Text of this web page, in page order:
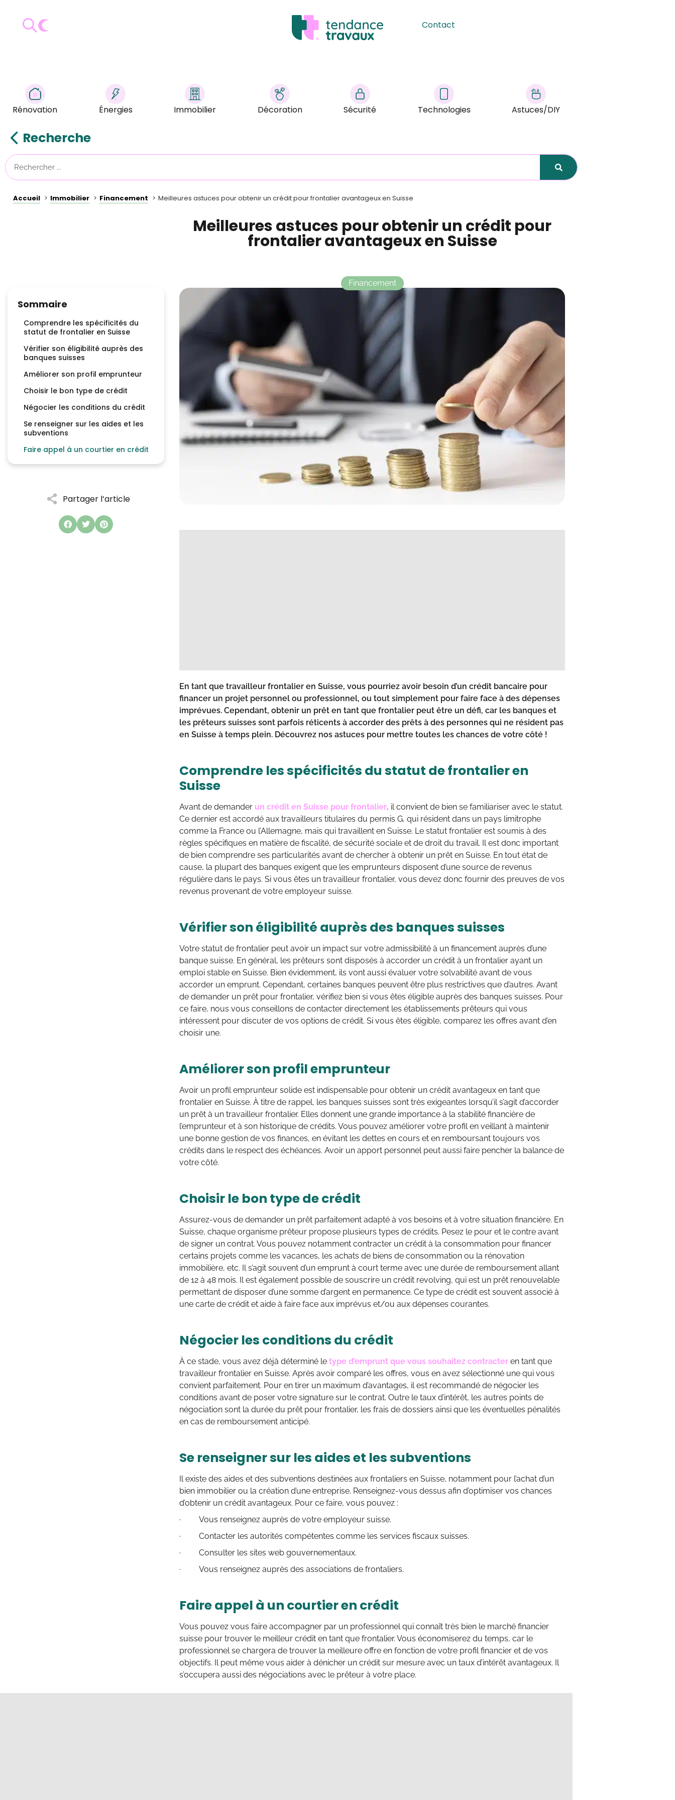
Contact
Rénovation Énergies Immobilier Décoration Sécurité Technologies Astuces/DIY
Recherche
Accueil Immobilier Financement Meilleures astuces pour obtenir un crédit pour frontalier avantageux en Suisse
Sommaire
Comprendre les spécificités du
statut de frontalier en Suisse
Vérifier son éligibilité auprès des
banques suisses
Améliorer son profil emprunteur
Choisir le bon type de crédit
Négocier les conditions du crédit
Se renseigner sur les aides et les
subventions
Faire appel à un courtier en crédit
Partager l’article
Meilleures astuces pour obtenir un crédit pour
frontalier avantageux en Suisse
Financement
En tant que travailleur frontalier en Suisse, vous pourriez avoir besoin d’un crédit bancaire pour
financer un projet personnel ou professionnel, ou tout simplement pour faire face à des dépenses
imprévues. Cependant, obtenir un prêt en tant que frontalier peut être un défi, car les banques et
les prêteurs suisses sont parfois réticents à accorder des prêts à des personnes qui ne résident pas
en Suisse à temps plein. Découvrez nos astuces pour mettre toutes les chances de votre côté !
Comprendre les spécificités du statut de frontalier en
Suisse
Avant de demander un crédit en Suisse pour frontalier, il convient de bien se familiariser avec le statut.
Ce dernier est accordé aux travailleurs titulaires du permis G, qui résident dans un pays limitrophe
comme la France ou l’Allemagne, mais qui travaillent en Suisse. Le statut frontalier est soumis à des
règles spécifiques en matière de fiscalité, de sécurité sociale et de droit du travail. Il est donc important
de bien comprendre ses particularités avant de chercher à obtenir un prêt en Suisse. En tout état de
cause, la plupart des banques exigent que les emprunteurs disposent d’une source de revenus
régulière dans le pays. Si vous êtes un travailleur frontalier, vous devez donc fournir des preuves de vos
revenus provenant de votre employeur suisse.
Vérifier son éligibilité auprès des banques suisses
Votre statut de frontalier peut avoir un impact sur votre admissibilité à un financement auprès d’une
banque suisse. En général, les prêteurs sont disposés à accorder un crédit à un frontalier ayant un
emploi stable en Suisse. Bien évidemment, ils vont aussi évaluer votre solvabilité avant de vous
accorder un emprunt. Cependant, certaines banques peuvent être plus restrictives que d’autres. Avant
de demander un prêt pour frontalier, vérifiez bien si vous êtes éligible auprès des banques suisses. Pour
ce faire, nous vous conseillons de contacter directement les établissements prêteurs qui vous
intéressent pour discuter de vos options de crédit. Si vous êtes éligible, comparez les offres avant d’en
choisir une.
Améliorer son profil emprunteur
Avoir un profil emprunteur solide est indispensable pour obtenir un crédit avantageux en tant que
frontalier en Suisse. À titre de rappel, les banques suisses sont très exigeantes lorsqu’il s’agit d’accorder
un prêt à un travailleur frontalier. Elles donnent une grande importance à la stabilité financière de
l’emprunteur et à son historique de crédits. Vous pouvez améliorer votre profil en veillant à maintenir
une bonne gestion de vos finances, en évitant les dettes en cours et en remboursant toujours vos
crédits dans le respect des échéances. Avoir un apport personnel peut aussi faire pencher la balance de
votre côté.
Choisir le bon type de crédit
Assurez-vous de demander un prêt parfaitement adapté à vos besoins et à votre situation financière. En
Suisse, chaque organisme prêteur propose plusieurs types de crédits. Pesez le pour et le contre avant
de signer un contrat. Vous pouvez notamment contracter un crédit à la consommation pour financer
certains projets comme les vacances, les achats de biens de consommation ou la rénovation
immobilière, etc. Il s’agit souvent d’un emprunt à court terme avec une durée de remboursement allant
de 12 à 48 mois. Il est également possible de souscrire un crédit revolving, qui est un prêt renouvelable
permettant de disposer d’une somme d’argent en permanence. Ce type de crédit est souvent associé à
une carte de crédit et aide à faire face aux imprévus et/ou aux dépenses courantes.
Négocier les conditions du crédit
À ce stade, vous avez déjà déterminé le type d’emprunt que vous souhaitez contracter en tant que
travailleur frontalier en Suisse. Après avoir comparé les offres, vous en avez sélectionné une qui vous
convient parfaitement. Pour en tirer un maximum d’avantages, il est recommandé de négocier les
conditions avant de poser votre signature sur le contrat. Outre le taux d’intérêt, les autres points de
négociation sont la durée du prêt pour frontalier, les frais de dossiers ainsi que les éventuelles pénalités
en cas de remboursement anticipé.
Se renseigner sur les aides et les subventions
Il existe des aides et des subventions destinées aux frontaliers en Suisse, notamment pour l’achat d’un
bien immobilier ou la création d’une entreprise. Renseignez-vous dessus afin d’optimiser vos chances
d’obtenir un crédit avantageux. Pour ce faire, vous pouvez :
· Vous renseignez auprès de votre employeur suisse.
· Contacter les autorités compétentes comme les services fiscaux suisses.
· Consulter les sites web gouvernementaux.
· Vous renseignez auprès des associations de frontaliers.
Faire appel à un courtier en crédit
Vous pouvez vous faire accompagner par un professionnel qui connaît très bien le marché financier
suisse pour trouver le meilleur crédit en tant que frontalier. Vous économiserez du temps, car le
professionnel se chargera de trouver la meilleure offre en fonction de votre profil financier et de vos
objectifs. Il peut même vous aider à dénicher un crédit sur mesure avec un taux d’intérêt avantageux. Il
s’occupera aussi des négociations avec le prêteur à votre place.